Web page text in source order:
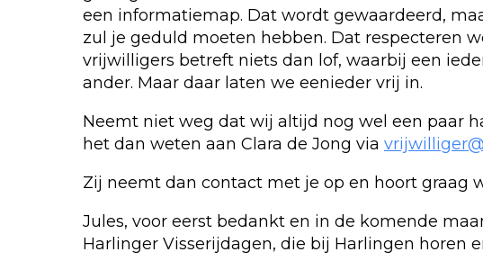
een informatiemap. Dat wordt gewaardeerd,
zul je geduld moeten hebben. Dat respecteren
vrijwilligers betreft niets dan lof, waarbij een
ander. Maar daar laten we eenieder vrij in.
Neemt niet weg dat wij altijd nog wel een paar
het dan weten aan Clara de Jong via
Zij neemt dan contact met je op en hoort graag
Jules, voor eerst bedankt en in de komende
Harlinger Visserijdagen, die bij Harlingen horen